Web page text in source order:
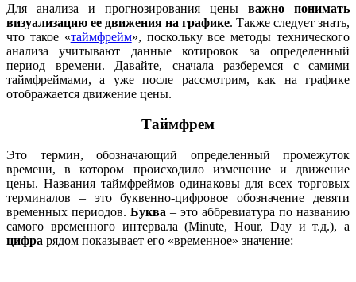
Для анализа и прогнозирования цены важно понимать
визуализацию ее движения на графике. Также следует знать,
что такое «таймфрейм», поскольку все методы технического
анализа учитывают данные котировок за определенный
период времени. Давайте, сначала разберемся с самими
таймфреймами, а уже после рассмотрим, как на графике
отображается движение цены.
Таймфрем
Это термин, обозначающий определенный промежуток
времени, в котором происходило изменение и движение
цены. Названия таймфреймов одинаковы для всех торговых
терминалов – это буквенно-цифровое обозначение девяти
временных периодов. Буква – это аббревиатура по названию
самого временного интервала (Minute, Hour, Day и т.д.), а
цифра рядом показывает его «временное» значение: